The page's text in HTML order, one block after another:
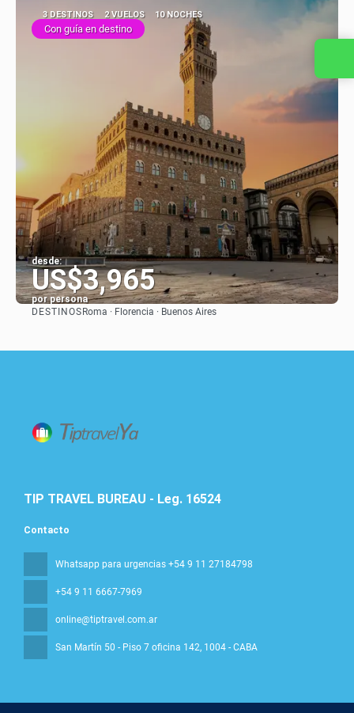
3 DESTINOS 2 VUELOS 10 NOCHES
Con guía en destino
desde:
US$3,965
por persona
DESTINOS Roma · Florencia · Buenos Aires
TIP TRAVEL BUREAU - Leg. 16524
Contacto
Whatsapp para urgencias +54 9 11 27184798
+54 9 11 6667-7969
online@tiptravel.com.ar
San Martín 50 - Piso 7 oficina 142, 1004 - CABA
Contacta con nosotros